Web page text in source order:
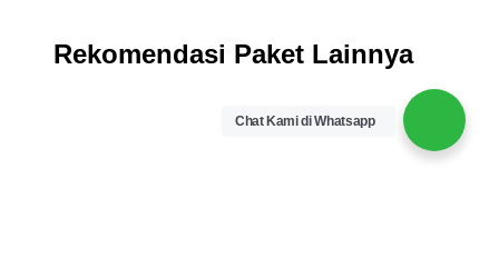
Rekomendasi Paket Lainnya
Chat Kami di Whatsapp